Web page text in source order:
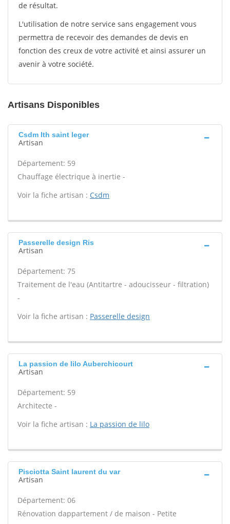
de résultat.
L'utilisation de notre service sans engagement vous
permettra de recevoir des demandes de devis en
fonction des creux de votre activité et ainsi assurer un
avenir à votre société.
Artisans Disponibles
Csdm Ith saint leger
Artisan
Département: 59
Chauffage électrique à inertie -
Voir la fiche artisan : Csdm
Passerelle design Ris
Artisan
Département: 75
Traitement de l'eau (Antitartre - adoucisseur - filtration)
-
Voir la fiche artisan : Passerelle design
La passion de lilo Auberchicourt
Artisan
Département: 59
Architecte -
Voir la fiche artisan : La passion de lilo
Pisciotta Saint laurent du var
Artisan
Département: 06
Rénovation dappartement / de maison - Petite